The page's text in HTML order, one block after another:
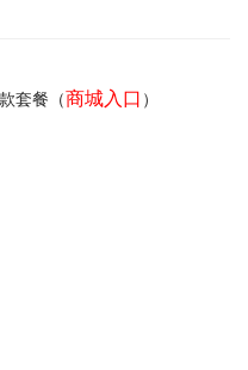
套餐（商城入口 ）